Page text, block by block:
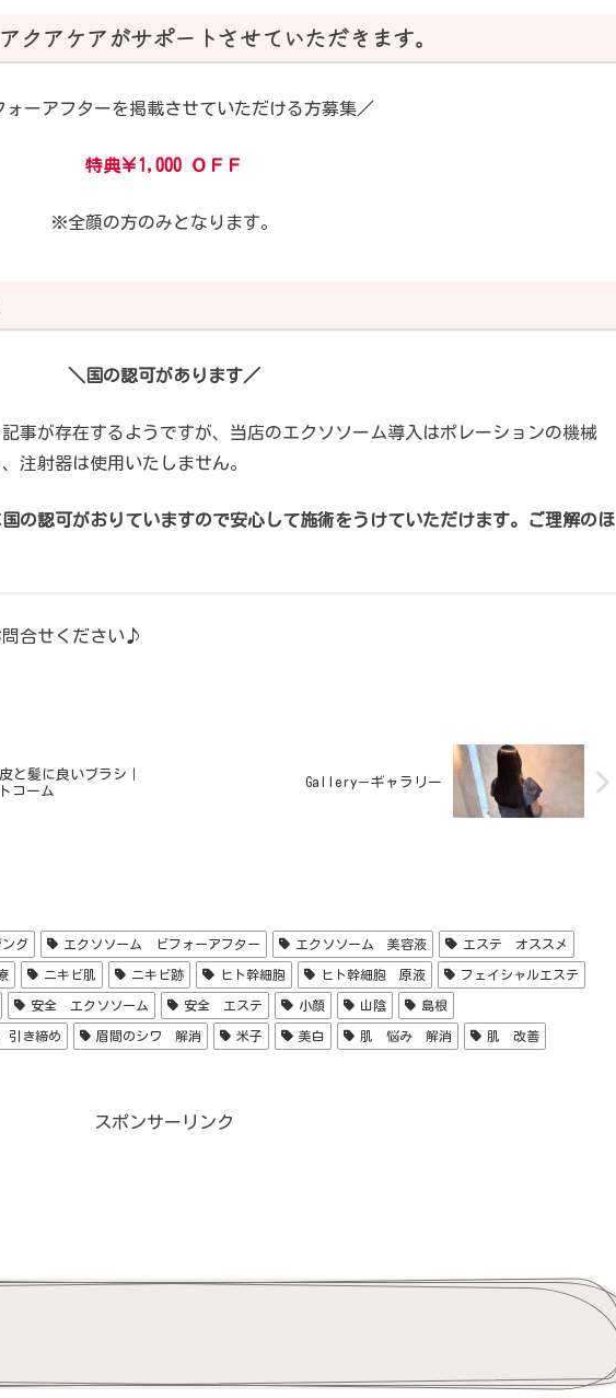
クアケアがサポートさせていただきます。
ォーアフターを掲載させていただける方募集／
特典￥1,000 ＯＦＦ
※全顔の方のみとなります。
＼国の認可があります／
事が存在するようですが、当店のエクソソーム導入はポレーションの機械
注射器は使用いたしません。
の認可がおりていますので安心して施術をうけていただけます。ご理解のほ
問合せください♪
と髪に良いブラシ｜
コーム
Gallery－ギャラリー
グ エクソソーム ビフォーアフター エクソソーム 美容液 エステ オススメ
ニキビ肌 ニキビ跡 ヒト幹細胞 ヒト幹細胞 原液 フェイシャルエステ
安全 エクソソーム 安全 エステ 小顔 山陰 島根
き締め 眉間のシワ 解消 米子 美白 肌 悩み 解消 肌 改善
スポンサーリンク